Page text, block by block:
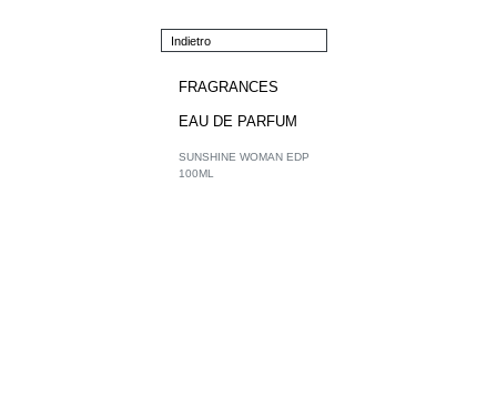
Indietro
FRAGRANCES
EAU DE PARFUM
SUNSHINE WOMAN EDP
100ML